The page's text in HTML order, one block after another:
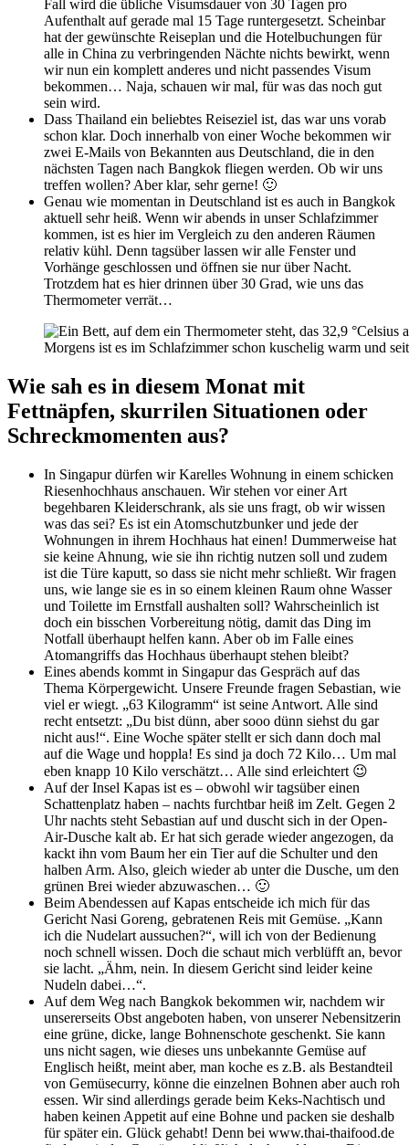
Fall wird die übliche Visumsdauer von 30 Tagen pro
Aufenthalt auf gerade mal 15 Tage runtergesetzt. Scheinbar
hat der gewünschte Reiseplan und die Hotelbuchungen für
alle in China zu verbringenden Nächte nichts bewirkt, wenn
wir nun ein komplett anderes und nicht passendes Visum
bekommen… Naja, schauen wir mal, für was das noch gut
sein wird.
Dass Thailand ein beliebtes Reiseziel ist, das war uns vorab
schon klar. Doch innerhalb von einer Woche bekommen wir
zwei E-Mails von Bekannten aus Deutschland, die in den
nächsten Tagen nach Bangkok fliegen werden. Ob wir uns
treffen wollen? Aber klar, sehr gerne! 🙂
Genau wie momentan in Deutschland ist es auch in Bangkok
aktuell sehr heiß. Wenn wir abends in unser Schlafzimmer
kommen, ist es hier im Vergleich zu den anderen Räumen
relativ kühl. Denn tagsüber lassen wir alle Fenster und
Vorhänge geschlossen und öffnen sie nur über Nacht.
Trotzdem hat es hier drinnen über 30 Grad, wie uns das
Thermometer verrät…
Morgens ist es im Schlafzimmer schon kuschelig warm und
Wie sah es in diesem Monat mit
Fettnäpfen, skurrilen Situationen oder
Schreckmomenten aus?
In Singapur dürfen wir Karelles Wohnung in einem schicken
Riesenhochhaus anschauen. Wir stehen vor einer Art
begehbaren Kleiderschrank, als sie uns fragt, ob wir wissen
was das sei? Es ist ein Atomschutzbunker und jede der
Wohnungen in ihrem Hochhaus hat einen! Dummerweise hat
sie keine Ahnung, wie sie ihn richtig nutzen soll und zudem
ist die Türe kaputt, so dass sie nicht mehr schließt. Wir fragen
uns, wie lange sie es in so einem kleinen Raum ohne Wasser
und Toilette im Ernstfall aushalten soll? Wahrscheinlich ist
doch ein bisschen Vorbereitung nötig, damit das Ding im
Notfall überhaupt helfen kann. Aber ob im Falle eines
Atomangriffs das Hochhaus überhaupt stehen bleibt?
Eines abends kommt in Singapur das Gespräch auf das
Thema Körpergewicht. Unsere Freunde fragen Sebastian, wie
viel er wiegt. „63 Kilogramm“ ist seine Antwort. Alle sind
recht entsetzt: „Du bist dünn, aber sooo dünn siehst du gar
nicht aus!“. Eine Woche später stellt er sich dann doch mal
auf die Wage und hoppla! Es sind ja doch 72 Kilo… Um mal
eben knapp 10 Kilo verschätzt… Alle sind erleichtert 😉
Auf der Insel Kapas ist es – obwohl wir tagsüber einen
Schattenplatz haben – nachts furchtbar heiß im Zelt. Gegen 2
Uhr nachts steht Sebastian auf und duscht sich in der Open-
Air-Dusche kalt ab. Er hat sich gerade wieder angezogen, da
kackt ihn vom Baum her ein Tier auf die Schulter und den
halben Arm. Also, gleich wieder ab unter die Dusche, um den
grünen Brei wieder abzuwaschen… 🙂
Beim Abendessen auf Kapas entscheide ich mich für das
Gericht Nasi Goreng, gebratenen Reis mit Gemüse. „Kann
ich die Nudelart aussuchen?“, will ich von der Bedienung
noch schnell wissen. Doch die schaut mich verblüfft an, bevor
sie lacht. „Ähm, nein. In diesem Gericht sind leider keine
Nudeln dabei…“.
Auf dem Weg nach Bangkok bekommen wir, nachdem wir
unsererseits Obst angeboten haben, von unserer Nebensitzerin
eine grüne, dicke, lange Bohnenschote geschenkt. Sie kann
uns nicht sagen, wie dieses uns unbekannte Gemüse auf
Englisch heißt, meint aber, man koche es z.B. als Bestandteil
von Gemüsecurry, könne die einzelnen Bohnen aber auch roh
essen. Wir sind allerdings gerade beim Keks-Nachtisch und
haben keinen Appetit auf eine Bohne und packen sie deshalb
für später ein. Glück gehabt! Denn bei www.thai-thaifood.de